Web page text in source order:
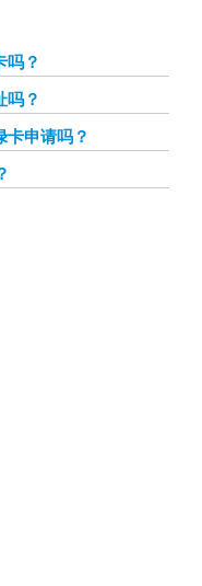
吗？
吗？
申请吗？